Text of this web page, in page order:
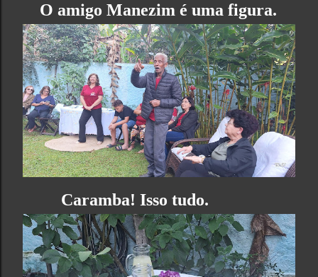
O amigo Manezim é uma figura.
Caramba! Isso tudo.